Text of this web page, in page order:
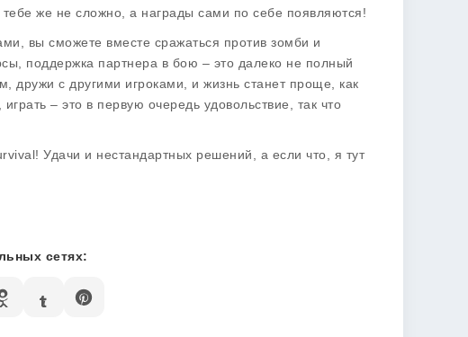
же не сложно, а награды сами по себе появляются!
вы сможете вместе сражаться против зомби и
поддержка партнера в бою – это далеко не полный
дружи с другими игроками, и жизнь станет проще, как
– это в первую очередь удовольствие, так что
! Удачи и нестандартных решений, а если что, я тут
сетях: